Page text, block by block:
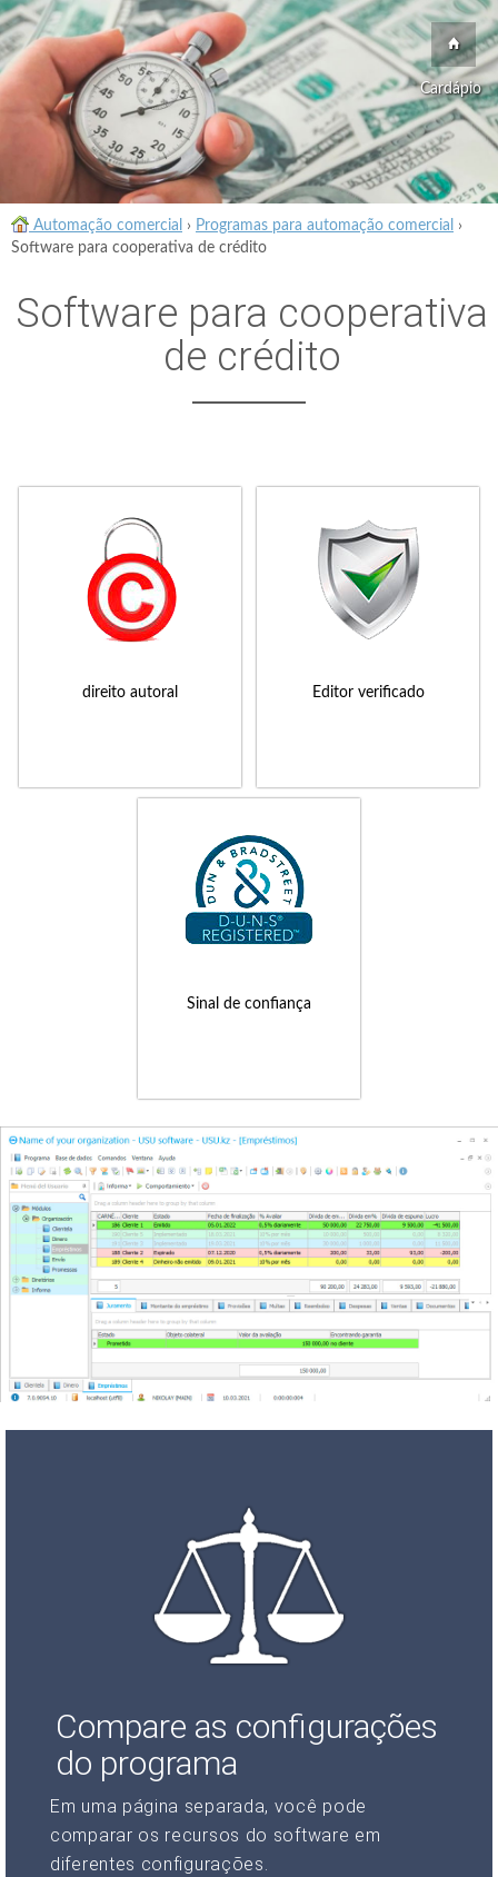
Cardápio
Automação comercial › Programas para automação comercial
›
Software para cooperativa de crédito
Software para cooperativa
de crédito
direito autoral Editor verificado
Sinal de confiança
Compare as configurações
do programa
Em uma página separada, você pode
comparar os recursos do software em
diferentes configurações.